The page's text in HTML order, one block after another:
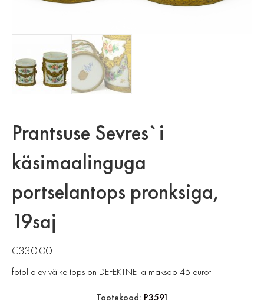
Prantsuse Sevres`i
käsimaalinguga
portselantops pronksiga,
19saj
€330.00
fotol olev väike tops on DEFEKTNE ja maksab 45 eurot
Tootekood: P3591